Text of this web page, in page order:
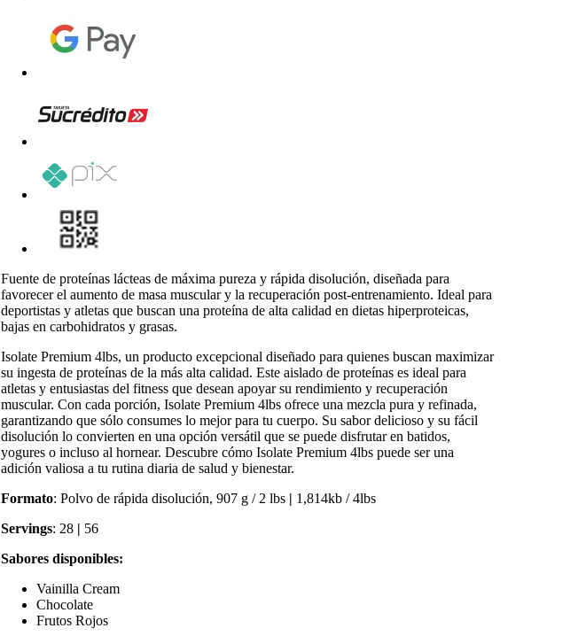
Fuente de proteínas lácteas de máxima pureza y rápida disolución, diseñada para
favorecer el aumento de masa muscular y la recuperación post-entrenamiento. Ideal para
deportistas y atletas que buscan una proteína de alta calidad en dietas hiperproteicas,
bajas en carbohidratos y grasas.
Isolate Premium 4lbs, un producto excepcional diseñado para quienes buscan maximizar
su ingesta de proteínas de la más alta calidad. Este aislado de proteínas es ideal para
atletas y entusiastas del fitness que desean apoyar su rendimiento y recuperación
muscular. Con cada porción, Isolate Premium 4lbs ofrece una mezcla pura y refinada,
garantizando que sólo consumes lo mejor para tu cuerpo. Su sabor delicioso y su fácil
disolución lo convierten en una opción versátil que se puede disfrutar en batidos,
yogures o incluso al hornear. Descubre cómo Isolate Premium 4lbs puede ser una
adición valiosa a tu rutina diaria de salud y bienestar.
Formato: Polvo de rápida disolución, 907 g / 2 lbs | 1,814kb / 4lbs
Servings: 28 | 56
Sabores disponibles:
Vainilla Cream
Chocolate
Frutos Rojos